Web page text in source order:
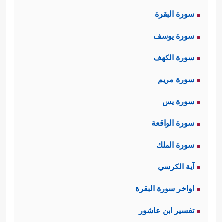
﴿٧٢﴾
فَٱنظُرۡ كَیۡفَ كَانَ عَـٰقِبَةُ ٱلۡمُنذَرِینَ
فَٱنظُرۡ كَیۡفَ كَانَ عَـٰقِبَةُ ٱلۡمُنذَرِینَ﴾
النماذج الآتية إنّما هي نماذج تفصيليَّةٌ
تُؤكِّدُ هذه الصورة الكلِّيَّة وتُرسِّخُها.
ثانيًا: يُلخِّصُ القرآن قصَّة نوحٍ
السلاممع قومه:
ٱلۡمُجِیبُونَ
سورة البقرة
سورة يوسف
سورة الكهف
سورة مريم
سورة يس
سورة الواقعة
سورة الملك
آية الكرسي
اواخر سورة البقرة
تفسير ابن عاشور